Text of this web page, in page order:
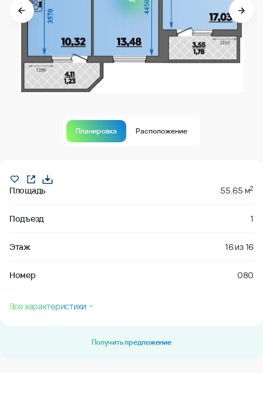
Планировка Расположение
Площадь 55.65 м2
Подъезд 1
Этаж 16из16
Номер 080
Все характеристики
Получить предложение